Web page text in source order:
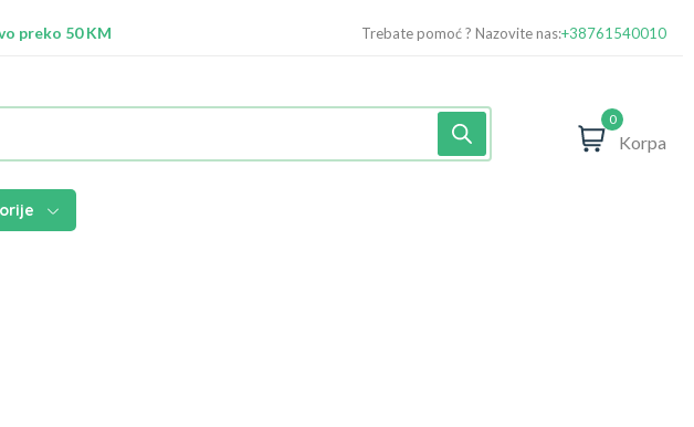
preko 50 KM
Trebate pomoć ? Nazovite nas:+38761540010
0
Korpa